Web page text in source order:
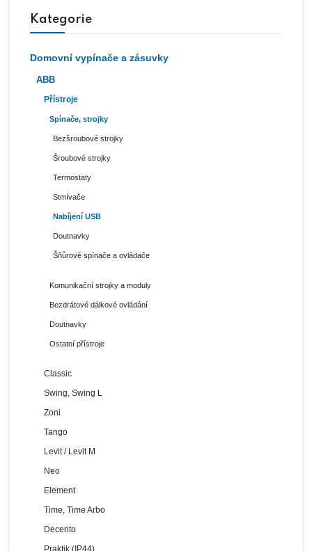
Kategorie
Domovní vypínače a zásuvky
ABB
Přístroje
Spínače, strojky
Bezšroubové strojky
Šroubové strojky
Termostaty
Stmívače
Nabíjení USB
Doutnavky
Šňůrové spínače a ovládače
Komunikační strojky a moduly
Bezdrátové dálkové ovládání
Doutnavky
Ostatní přístroje
Classic
Swing, Swing L
Zoni
Tango
Levit / Levit M
Neo
Element
Time, Time Arbo
Decento
Praktik (IP44)